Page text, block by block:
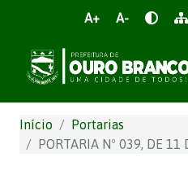
A+ A-
Início
Portarias
PORTARIA Nº 039, DE 11